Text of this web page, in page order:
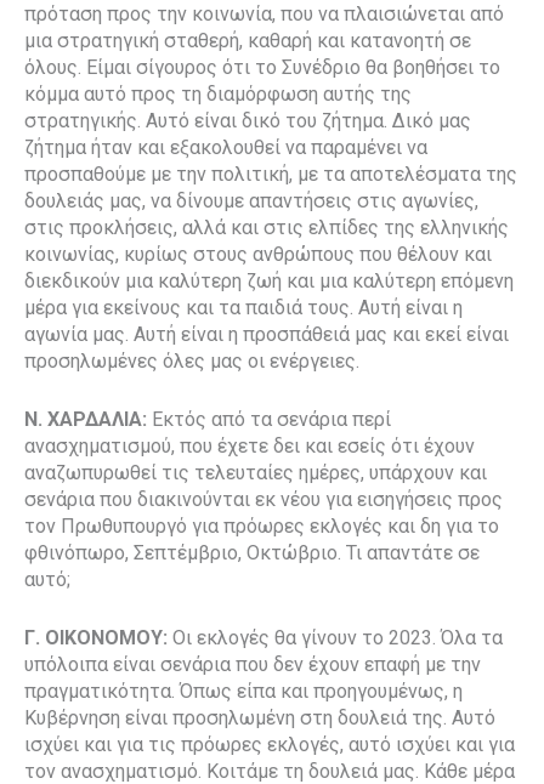
πρόταση προς την κοινωνία, που να πλαισιώνεται από
μια στρατηγική σταθερή, καθαρή και κατανοητή σε
όλους. Είμαι σίγουρος ότι το Συνέδριο θα βοηθήσει το
κόμμα αυτό προς τη διαμόρφωση αυτής της
στρατηγικής. Αυτό είναι δικό του ζήτημα. Δικό μας
ζήτημα ήταν και εξακολουθεί να παραμένει να
προσπαθούμε με την πολιτική, με τα αποτελέσματα της
δουλειάς μας, να δίνουμε απαντήσεις στις αγωνίες,
στις προκλήσεις, αλλά και στις ελπίδες της ελληνικής
κοινωνίας, κυρίως στους ανθρώπους που θέλουν και
διεκδικούν μια καλύτερη ζωή και μια καλύτερη επόμενη
μέρα για εκείνους και τα παιδιά τους. Αυτή είναι η
αγωνία μας. Αυτή είναι η προσπάθειά μας και εκεί είναι
προσηλωμένες όλες μας οι ενέργειες.
Ν. ΧΑΡΔΑΛΙΑ: Εκτός από τα σενάρια περί
ανασχηματισμού, που έχετε δει και εσείς ότι έχουν
αναζωπυρωθεί τις τελευταίες ημέρες, υπάρχουν και
σενάρια που διακινούνται εκ νέου για εισηγήσεις προς
τον Πρωθυπουργό για πρόωρες εκλογές και δη για το
φθινόπωρο, Σεπτέμβριο, Οκτώβριο. Τι απαντάτε σε
αυτό;
Γ. ΟΙΚΟΝΟΜΟΥ: Οι εκλογές θα γίνουν το 2023. Όλα τα
υπόλοιπα είναι σενάρια που δεν έχουν επαφή με την
πραγματικότητα. Όπως είπα και προηγουμένως, η
Κυβέρνηση είναι προσηλωμένη στη δουλειά της. Αυτό
ισχύει και για τις πρόωρες εκλογές, αυτό ισχύει και για
τον ανασχηματισμό. Κοιτάμε τη δουλειά μας. Κάθε μέρα